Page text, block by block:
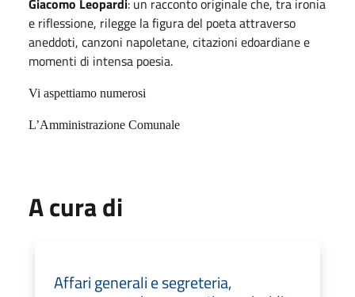
e riflessione, rilegge la figura del poeta attraverso
aneddoti, canzoni napoletane, citazioni edoardiane e
momenti di intensa poesia.
Vi aspettiamo numerosi
L’Amministrazione Comunale
A cura di
Affari generali e segreteria,